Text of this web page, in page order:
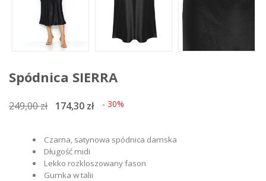
Spódnica SIERRA
249,00 zł 174,30 zł - 30%
Czarna, satynowa spódnica damska
Długość midi
Lekko rozkloszowany fason
Gumka w talii